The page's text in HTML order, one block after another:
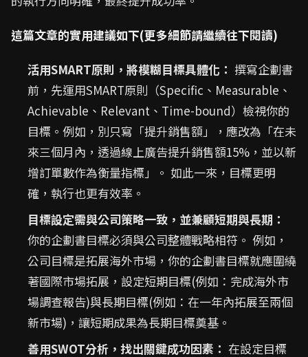
這篇文章的實用建議如下(更多細節請繼續往下閱讀)
活用SMART原則，將模糊目標具體化： 撰寫企劃書
前，先運用SMART原則（Specific、Measurable、
Achievable、Relevant、Time-bound）檢視你的
目標。例如，別只寫「提升銷售額」，應改為「在未
來三個月內，透過線上廣告提升銷售額15%，並以新
增訂單數作為衡量指標」。 如此一來，目標更明
確，執行也更有效率。
目標設定需與公司策略一致，並兼顧短期與長期：
你的企劃書目標必須與公司整體戰略相符。 例如，
公司目標是拓展海外市場，你的企劃書目標就應圍繞
著國際市場拓展，設定短期目標(例如：完成海外市
場調查報告)與長期目標(例如：在一年內拓展至兩個
新市場)，讓短期成果為長期目標奠基。
善用SWOT分析，找出關鍵成功因素： 在設定目標